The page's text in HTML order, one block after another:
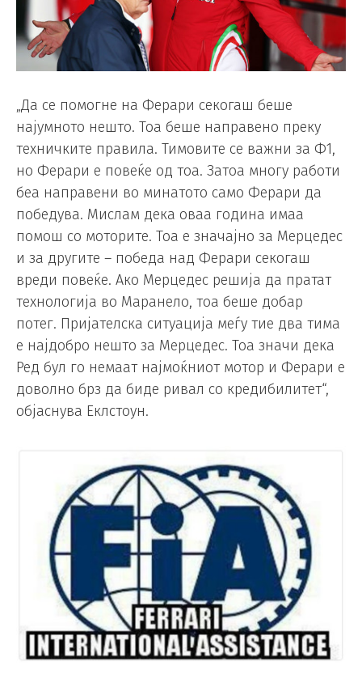
„Да се помогне на Ферари секогаш беше
најумното нешто. Тоа беше направено преку
техничките правила. Тимовите се важни за Ф1,
но Ферари е повеќе од тоа. Затоа многу работи
беа направени во минатото само Ферари да
победува. Мислам дека оваа година имаа
помош со моторите. Тоа е значајно за Мерцедес
и за другите – победа над Ферари секогаш
вреди повеќе. Ако Мерцедес решија да пратат
технологија во Маранело, тоа беше добар
потег. Пријателска ситуација меѓу тие два тима
е најдобро нешто за Мерцедес. Тоа значи дека
Ред бул го немаат најмоќниот мотор и Ферари е
доволно брз да биде ривал со кредибилитет“,
објаснува Еклстоун.